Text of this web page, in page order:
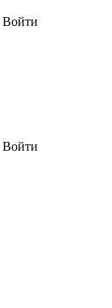
Войти
Войти